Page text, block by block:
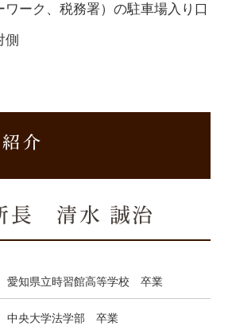
ーク、税務署）の駐車場入り口
側
介
長 清水 誠治
愛知県立時習館高等学校 卒業
中央大学法学部 卒業